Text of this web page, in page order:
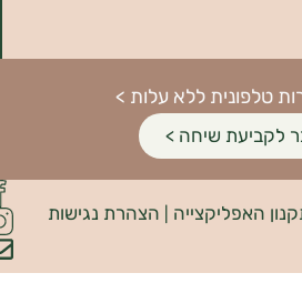
ללא עלות >
שיחה >
|הצהרת נגישות האתר:
INDIANA